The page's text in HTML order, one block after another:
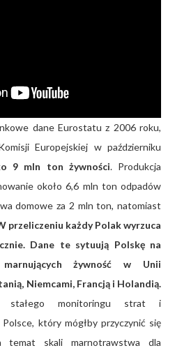
dane Eurostatu z 2006 roku,
Europejskiej w październiku
9 mln ton żywności. Produkcja
około 6,6 mln ton odpadów
domowe za 2 mln ton, natomiast
przeliczeniu każdy Polak wyrzuca
Dane te sytuują Polskę na
żywność w Unii
Niemcami, Francją i Holandią.
stałego monitoringu strat i
który mógłby przyczynić się
temat skali marnotrawstwa dla